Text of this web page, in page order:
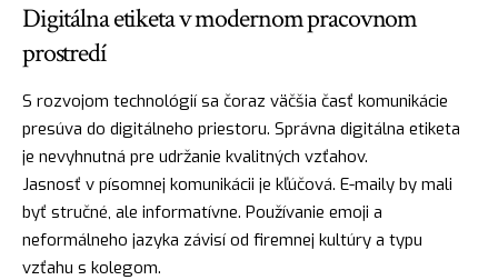
Digitálna etiketa v modernom pracovnom
prostredí
S rozvojom technológií sa čoraz väčšia časť komunikácie
presúva do digitálneho priestoru. Správna digitálna etiketa
je nevyhnutná pre udržanie kvalitných vzťahov.
Jasnosť v písomnej komunikácii je kľúčová. E-maily by mali
byť stručné, ale informatívne. Používanie emoji a
neformálneho jazyka závisí od firemnej kultúry a typu
vzťahu s kolegom.